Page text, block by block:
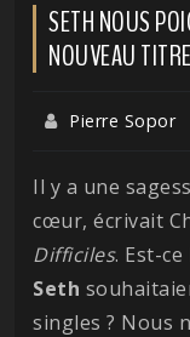
SETH NOUS
NOUVEAU TITRE
Pierre Sopor
Il y a une
cœur, écrivait
Difficiles. Est-
Seth
singles ? Nous